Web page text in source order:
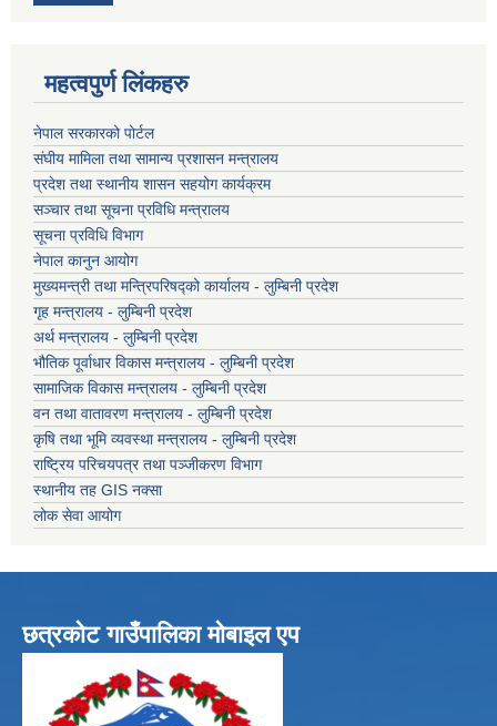
महत्वपुर्ण लिंकहरु
नेपाल सरकारको पोर्टल
संघीय मामिला तथा सामान्य प्रशासन मन्त्रालय
प्रदेश तथा स्थानीय शासन सहयोग कार्यक्रम
सञ्चार तथा सूचना प्रविधि मन्त्रालय
सूचना प्रविधि विभाग
नेपाल कानुन आयोग
मुख्यमन्त्री तथा मन्त्रिपरिषद्को कार्यालय - लुम्बिनी प्रदेश
गृह मन्त्रालय - लुम्बिनी प्रदेश
अर्थ मन्त्रालय - लुम्बिनी प्रदेश
भौतिक पूर्वाधार विकास मन्त्रालय - लुम्बिनी प्रदेश
सामाजिक विकास मन्त्रालय - लुम्बिनी प्रदेश
वन तथा वातावरण मन्त्रालय - लुम्बिनी प्रदेश
कृषि तथा भूमि व्यवस्था मन्त्रालय - लुम्बिनी प्रदेश
राष्ट्रिय परिचयपत्र तथा पञ्जीकरण विभाग
स्थानीय तह GIS नक्सा
लोक सेवा आयोग
छत्रकोट गाउँपालिका मोबाइल एप